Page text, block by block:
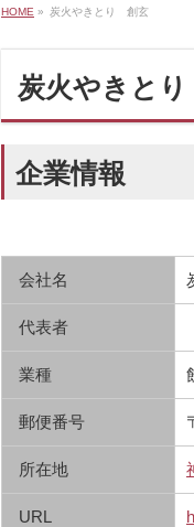
HOME » 炭火やきとり 創玄
炭火やきと
企業情報
会社名
代表者
業種
郵便番号
所在地
URL